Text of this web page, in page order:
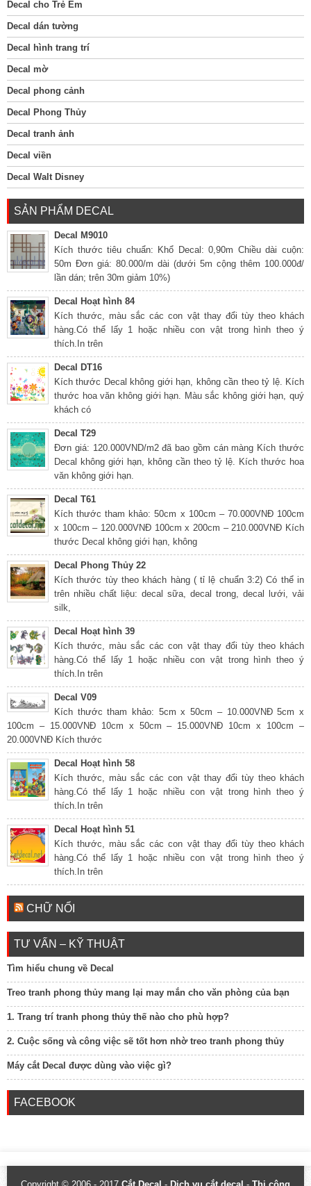
Decal cho Trẻ Em
Decal dán tường
Decal hình trang trí
Decal mờ
Decal phong cảnh
Decal Phong Thủy
Decal tranh ảnh
Decal viền
Decal Walt Disney
SẢN PHẨM DECAL
Decal M9010
Kích thước tiêu chuẩn: Khổ Decal: 0,90m Chiều dài cuộn:
50m Đơn giá: 80.000/m dài (dưới 5m cộng thêm 100.000đ/
lần dán; trên 30m giảm 10%)
Decal Hoạt hình 84
Kích thước, màu sắc các con vật thay đổi tùy theo khách
hàng.Có thể lấy 1 hoặc nhiều con vật trong hình theo ý
thích.In trên
Decal DT16
Kích thước Decal không giới hạn, không cần theo tỷ lệ. Kích
thước hoa văn không giới hạn. Màu sắc không giới hạn, quý
khách có
Decal T29
Đơn giá: 120.000VND/m2 đã bao gồm cán màng Kích thước
Decal không giới hạn, không cần theo tỷ lệ. Kích thước hoa
văn không giới hạn.
Decal T61
Kích thước tham khảo: 50cm x 100cm – 70.000VNĐ 100cm
x 100cm – 120.000VNĐ 100cm x 200cm – 210.000VNĐ Kích
thước Decal không giới hạn, không
Decal Phong Thủy 22
Kích thước tùy theo khách hàng ( tỉ lệ chuẩn 3:2) Có thể in
trên nhiều chất liệu: decal sữa, decal trong, decal lưới, vải
silk,
Decal Hoạt hình 39
Kích thước, màu sắc các con vật thay đổi tùy theo khách
hàng.Có thể lấy 1 hoặc nhiều con vật trong hình theo ý
thích.In trên
Decal V09
Kích thước tham khảo: 5cm x 50cm – 10.000VNĐ 5cm x
100cm – 15.000VNĐ 10cm x 50cm – 15.000VNĐ 10cm x 100cm –
20.000VNĐ Kích thước
Decal Hoạt hình 58
Kích thước, màu sắc các con vật thay đổi tùy theo khách
hàng.Có thể lấy 1 hoặc nhiều con vật trong hình theo ý
thích.In trên
Decal Hoạt hình 51
Kích thước, màu sắc các con vật thay đổi tùy theo khách
hàng.Có thể lấy 1 hoặc nhiều con vật trong hình theo ý
thích.In trên
CHỮ NỔI
TƯ VẤN – KỸ THUẬT
Tìm hiểu chung về Decal
Treo tranh phong thủy mang lại may mắn cho văn phòng của bạn
1. Trang trí tranh phong thủy thế nào cho phù hợp?
2. Cuộc sống và công việc sẽ tốt hơn nhờ treo tranh phong thủy
Máy cắt Decal được dùng vào việc gì?
FACEBOOK
Copyright © 2006 - 2017 Cắt Decal - Dịch vụ cắt decal - Thi công